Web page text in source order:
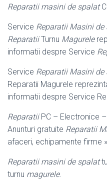
Reparatii masini de spalat
Service Reparatii Masini de
ReparatiiTurnu Magurele
informatii despre Service
Service Reparatii Masini
Reparatii Magurele
informatii despre Service
ReparatiiPC – Electronice
Anunturi gratuite Reparatii
afaceri, echipamente firme »
Reparatii masini de spalat
turnu magurele.